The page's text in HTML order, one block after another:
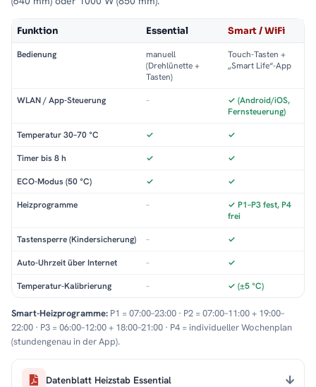
Funktion Essential Smart / WiFi
Bedienung
manuell
(Drehlünette +
Tasten)
Touch-Tasten +
„Smart Life“-App
WLAN / App-Steuerung –
✓ (Android/iOS,
Fernsteuerung)
Temperatur 30–70 °C ✓ ✓
Timer bis 8 h ✓ ✓
ECO-Modus (50 °C) ✓ ✓
Heizprogramme –
✓ P1–P3 fest, P4
frei
Tastensperre (Kindersicherung) – ✓
Auto-Uhrzeit über Internet – ✓
Temperatur-Kalibrierung – ✓ (±5 °C)
Smart-Heizprogramme: P1 = 07:00–23:00 · P2 = 07:00–11:00 + 19:00–
22:00 · P3 = 06:00–12:00 + 18:00–21:00 · P4 = individueller Wochenplan
(stundengenau in der App).
Datenblatt Heizstab Essential